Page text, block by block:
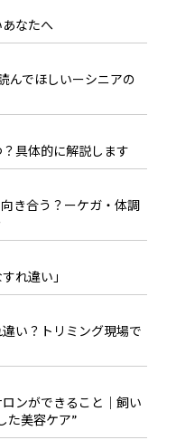
なたへ
んでほしいーシニアの
具体的に解説します
き合う？ーケガ・体調
れ違い」
い？トリミング現場で
ンができること｜飼い
た美容ケア”